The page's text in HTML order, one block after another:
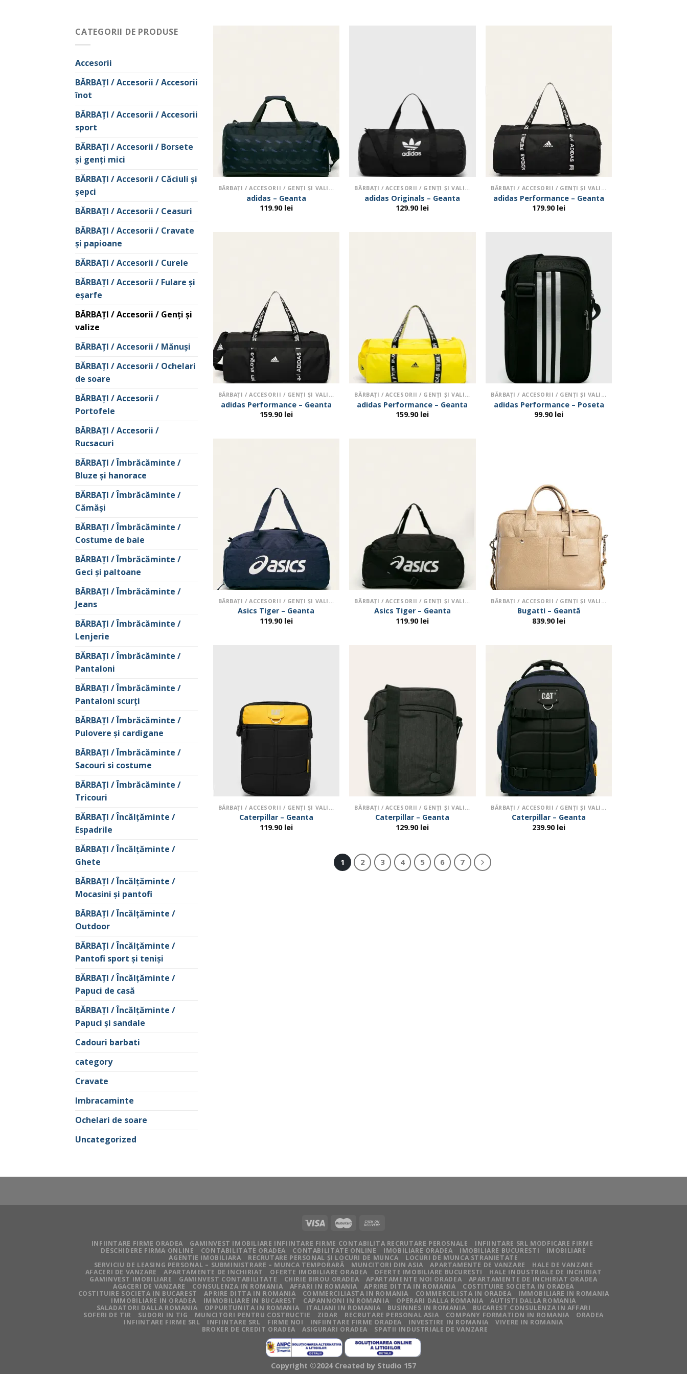
CATEGORII DE PRODUSE
Accesorii
BĂRBAŢI / Accesorii / Accesorii
înot
BĂRBAŢI / Accesorii / Accesorii
sport
BĂRBAŢI / Accesorii / Borsete
și genți mici
BĂRBAŢI / Accesorii / Căciuli şi
şepci
BĂRBAŢI / Accesorii / Ceasuri
BĂRBAŢI / Accesorii / Cravate
şi papioane
BĂRBAŢI / Accesorii / Curele
BĂRBAŢI / Accesorii / Fulare şi
eşarfe
BĂRBAŢI / Accesorii / Genţi şi
valize
BĂRBAŢI / Accesorii / Mănuşi
BĂRBAŢI / Accesorii / Ochelari
de soare
BĂRBAŢI / Accesorii /
Portofele
BĂRBAŢI / Accesorii /
Rucsacuri
BĂRBAŢI / Îmbrăcăminte /
Bluze și hanorace
BĂRBAŢI / Îmbrăcăminte /
Cămăşi
BĂRBAŢI / Îmbrăcăminte /
Costume de baie
BĂRBAŢI / Îmbrăcăminte /
Geci şi paltoane
BĂRBAŢI / Îmbrăcăminte /
Jeans
BĂRBAŢI / Îmbrăcăminte /
Lenjerie
BĂRBAŢI / Îmbrăcăminte /
Pantaloni
BĂRBAŢI / Îmbrăcăminte /
Pantaloni scurţi
BĂRBAŢI / Îmbrăcăminte /
Pulovere și cardigane
BĂRBAŢI / Îmbrăcăminte /
Sacouri si costume
BĂRBAŢI / Îmbrăcăminte /
Tricouri
BĂRBAŢI / Încălţăminte /
Espadrile
BĂRBAŢI / Încălţăminte /
Ghete
BĂRBAŢI / Încălţăminte /
Mocasini şi pantofi
BĂRBAŢI / Încălţăminte /
Outdoor
BĂRBAŢI / Încălţăminte /
Pantofi sport şi tenişi
BĂRBAŢI / Încălţăminte /
Papuci de casă
BĂRBAŢI / Încălţăminte /
Papuci şi sandale
Cadouri barbati
category
Cravate
Imbracaminte
Ochelari de soare
Uncategorized
BĂRBAŢI / ACCESORII / GENŢI ŞI VALIZE
adidas – Geanta
119.90 lei
BĂRBAŢI / ACCESORII / GENŢI ŞI VALIZE
adidas Originals – Geanta
129.90 lei
BĂRBAŢI / ACCESORII / GENŢI ŞI VALIZE
adidas Performance – Geanta
179.90 lei
BĂRBAŢI / ACCESORII / GENŢI ŞI VALIZE
adidas Performance – Geanta
159.90 lei
BĂRBAŢI / ACCESORII / GENŢI ŞI VALIZE
adidas Performance – Geanta
159.90 lei
BĂRBAŢI / ACCESORII / GENŢI ŞI VALIZE
adidas Performance – Poseta
99.90 lei
Asics Tiger – Geanta
119.90 lei
Asics Tiger – Geanta
119.90 lei
Bugatti – Geantă
839.90 lei
Caterpillar – Geanta
119.90 lei
Caterpillar – Geanta
129.90 lei
Caterpillar – Geanta
239.90 lei
1 2 3 4 5 6 7
INFIINTARE FIRME ORADEA GAMINVEST IMOBILIARE INFIINTARE FIRME CONTABILITA RECRUTARE PEROSNALE
INFIINTARE SRL MODFICARE FIRME
DESCHIDERE FIRMA ONLINE
CONTABILITATE ORADEA CONTABILITATE ONLINE IMOBILIARE ORADEA IMOBILIARE BUCURESTI
IMOBILIARE
AGENTIE IMOBILIARA
RECRUTARE PERSONAL ȘI LOCURI DE MUNCA
LOCURI DE MUNCA STRANIETATE
SERVICIU DE LEASING PERSONAL – SUBMINISTRARE – MUNCA TEMPORARĂ
MUNCITORI DIN ASIA APARTAMENTE DE VANZARE
HALE DE VANZARE
AFACERI DE VANZARE
APARTAMENTE DE INCHIRIAT OFERTE IMOBILIARE ORADEA OFERTE IMOBILIARE BUCURESTI
HALE INDUSTRIALE DE INCHIRIAT
GAMINVEST IMOBILIARE
GAMINVEST CONTABILITATE CHIRIE BIROU ORADEA APARTAMENTE NOI ORADEA
APARTAMENTE DE INCHIRIAT ORADEA
AGACERI DE VANZARE
CONSULENZA IN ROMANIA AFFARI IN ROMANIA APRIRE DITTA IN ROMANIA
COSTITUIRE SOCIETA IN ORADEA
COSTITUIRE SOCIETA IN BUCAREST
APRIRE DITTA IN ROMANIA COMMERCILIASTA IN ROMANIA COMMERCILISTA IN ORADEA
IMMOBILIARE IN ROMANIA
IMMOBILIARE IN ORADEA
IMMOBILIARE IN BUCAREST CAPANNONI IN ROMANIA OPERARI DALLA ROMANIA
AUTISTI DALLA ROMANIA
SALADATORI DALLA ROMANIA
OPPURTUNITA IN ROMANIA ITALIANI IN ROMANIA BUSINNES IN ROMANIA
BUCAREST CONSULENZA IN AFFARI
SOFERI DE TIR
SUDORI IN TIG MUNCITORI PENTRU COSTRUCTIE ZIDAR RECRUTARE PERSONAL ASIA COMPANY FORMATION IN ROMANIA
ORADEA
INFIINTARE FIRME SRL
INFIINTARE SRL FIRME NOI INFIINTARE FIRME ORADEA INVESTIRE IN ROMANIA
VIVERE IN ROMANIA
BROKER DE CREDIT ORADEA
ASIGURARI ORADEA SPATII INDUSTRIALE DE VANZARE
Copyright ©2024 Created by Studio 157